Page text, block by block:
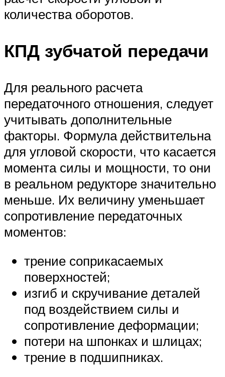
количества оборотов.
КПД зубчатой передачи
Для реального расчета
передаточного отношения, следует
учитывать дополнительные
факторы. Формула действительна
для угловой скорости, что касается
момента силы и мощности, то они
в реальном редукторе значительно
меньше. Их величину уменьшает
сопротивление передаточных
моментов:
трение соприкасаемых
поверхностей;
изгиб и скручивание деталей
под воздействием силы и
сопротивление деформации;
потери на шпонках и шлицах;
трение в подшипниках.